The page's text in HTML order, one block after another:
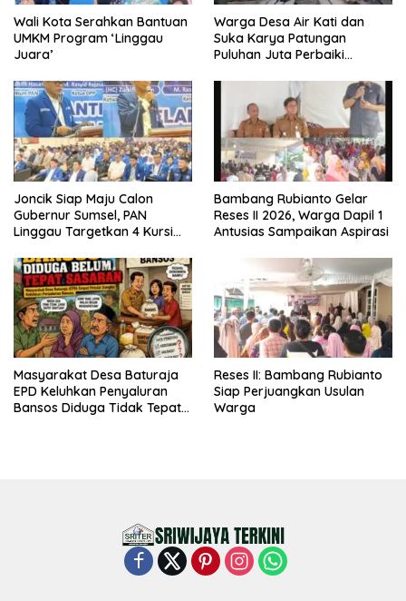
Wali Kota Serahkan Bantuan
UMKM Program ‘Linggau
Juara’
Warga Desa Air Kati dan
Suka Karya Patungan
Puluhan Juta Perbaiki
Joncik Siap Maju Calon
Gubernur Sumsel, PAN
Linggau Targetkan 4 Kursi
Bambang Rubianto Gelar
Reses II 2026, Warga Dapil 1
Antusias Sampaikan Aspirasi
Masyarakat Desa Baturaja
EPD Keluhkan Penyaluran
Bansos Diduga Tidak Tepat
Reses II: Bambang Rubianto
Siap Perjuangkan Usulan
Warga